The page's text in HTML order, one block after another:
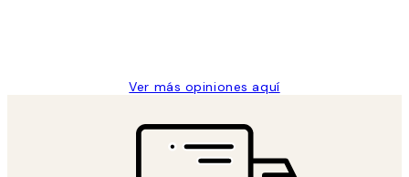
Ver más opiniones aquí